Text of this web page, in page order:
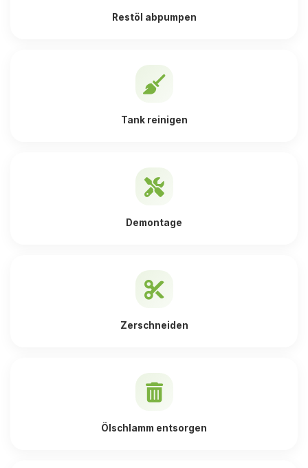
Restöl abpumpen
Tank reinigen
Demontage
Zerschneiden
Ölschlamm entsorgen